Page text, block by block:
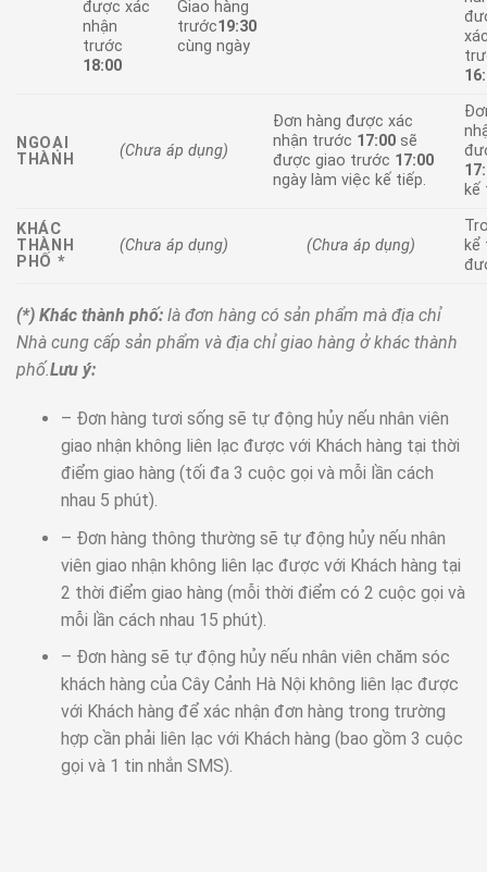
được xác
nhận
trước
18:00
Giao hàng
trước19:30
cùng ngày
NGOẠI
THÀNH
(Chưa áp dụng)
Đơn hàng được xác
nhận trước 17:00 sẽ
được giao trước 17:00
ngày làm việc kế tiếp.
kế
KHÁC
THÀNH
PHỐ *
(Chưa áp dụng) (Chưa áp dụng)
kể
(*) Khác thành phố: là đơn hàng có sản phẩm mà địa chỉ
Nhà cung cấp sản phẩm và địa chỉ giao hàng ở khác thành
phố.Lưu ý:
– Đơn hàng tươi sống sẽ tự động hủy nếu nhân viên
giao nhận không liên lạc được với Khách hàng tại thời
điểm giao hàng (tối đa 3 cuộc gọi và mỗi lần cách
nhau 5 phút).
– Đơn hàng thông thường sẽ tự động hủy nếu nhân
viên giao nhận không liên lạc được với Khách hàng tại
2 thời điểm giao hàng (mỗi thời điểm có 2 cuộc gọi và
mỗi lần cách nhau 15 phút).
– Đơn hàng sẽ tự động hủy nếu nhân viên chăm sóc
khách hàng của Cây Cảnh Hà Nội không liên lạc được
với Khách hàng để xác nhận đơn hàng trong trường
hợp cần phải liên lạc với Khách hàng (bao gồm 3 cuộc
gọi và 1 tin nhắn SMS).